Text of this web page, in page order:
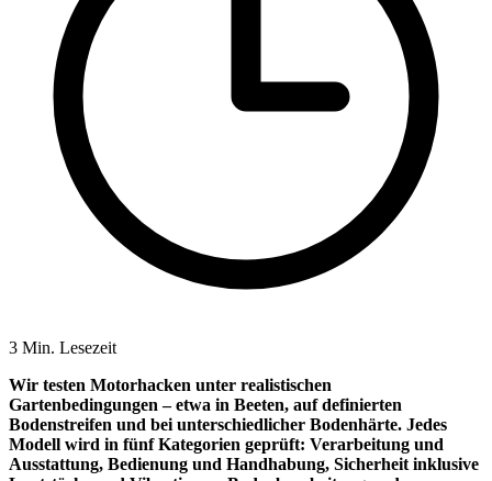
3 Min. Lesezeit
Wir testen Motorhacken unter realistischen
Gartenbedingungen – etwa in Beeten, auf definierten
Bodenstreifen und bei unterschiedlicher Bodenhärte. Jedes
Modell wird in fünf Kategorien geprüft: Verarbeitung und
Ausstattung, Bedienung und Handhabung, Sicherheit inklusive